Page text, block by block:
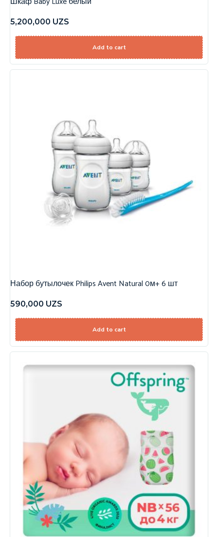
5,200,000 UZS
Add to cart
Набор бутылочек Philips Avent Natural 0м+ 6 шт
590,000 UZS
Add to cart